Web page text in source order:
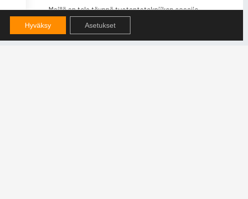
Meillä on talo täynnä tuotantotekniikan osaajia.
Hyväksy Asetukset